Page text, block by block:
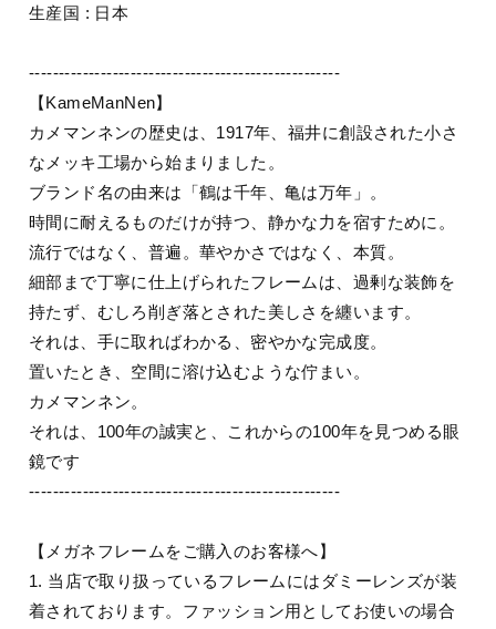
生産国 : 日本
----------------------------------------------------
【KameManNen】
カメマンネンの歴史は、1917年、福井に創設された小さ
なメッキ工場から始まりました。
ブランド名の由来は「鶴は千年、亀は万年」。
時間に耐えるものだけが持つ、静かな力を宿すために。
流行ではなく、普遍。華やかさではなく、本質。
細部まで丁寧に仕上げられたフレームは、過剰な装飾を
持たず、むしろ削ぎ落とされた美しさを纏います。
それは、手に取ればわかる、密やかな完成度。
置いたとき、空間に溶け込むような佇まい。
カメマンネン。
それは、100年の誠実と、これからの100年を見つめる眼
鏡です
----------------------------------------------------
【メガネフレームをご購入のお客様へ】
1. 当店で取り扱っているフレームにはダミーレンズが装
着されております。ファッション用としてお使いの場合